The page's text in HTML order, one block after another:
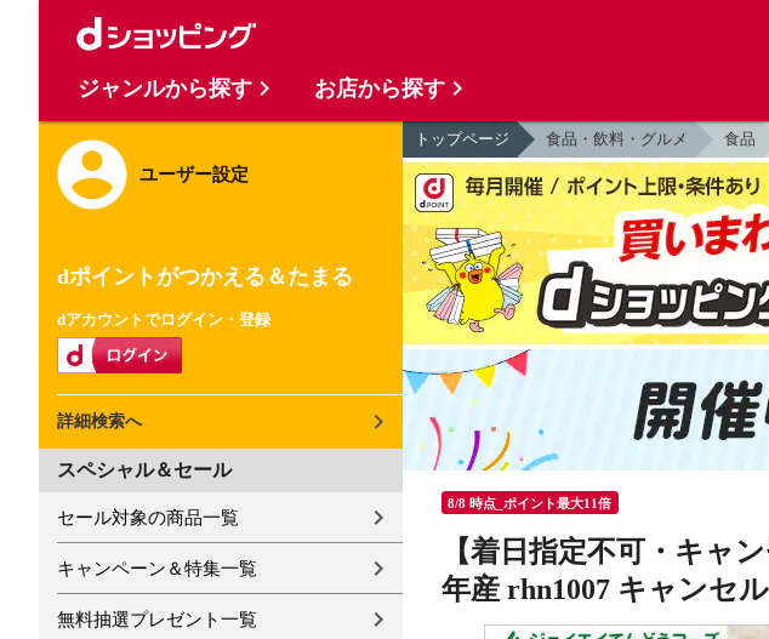
ユーザー設定
dポイントがつかえる＆たまる
dアカウントでログイン・登録
詳細検索へ
スペシャル＆セール
セール対象の商品一覧
キャンペーン＆特集一覧
無料抽選プレゼント一覧
トップページ 食品・飲料・グルメ 食品
8/8 時点_ポイント最大11倍
【着日指定不可・キャ
年産 rhn1007 キャンセ
ジャンルから探す お店から探す